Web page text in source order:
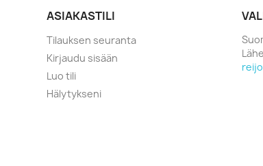
ASIAKASTILI
Tilauksen seuranta
Kirjaudu sisään
Luo tili
Hälytykseni